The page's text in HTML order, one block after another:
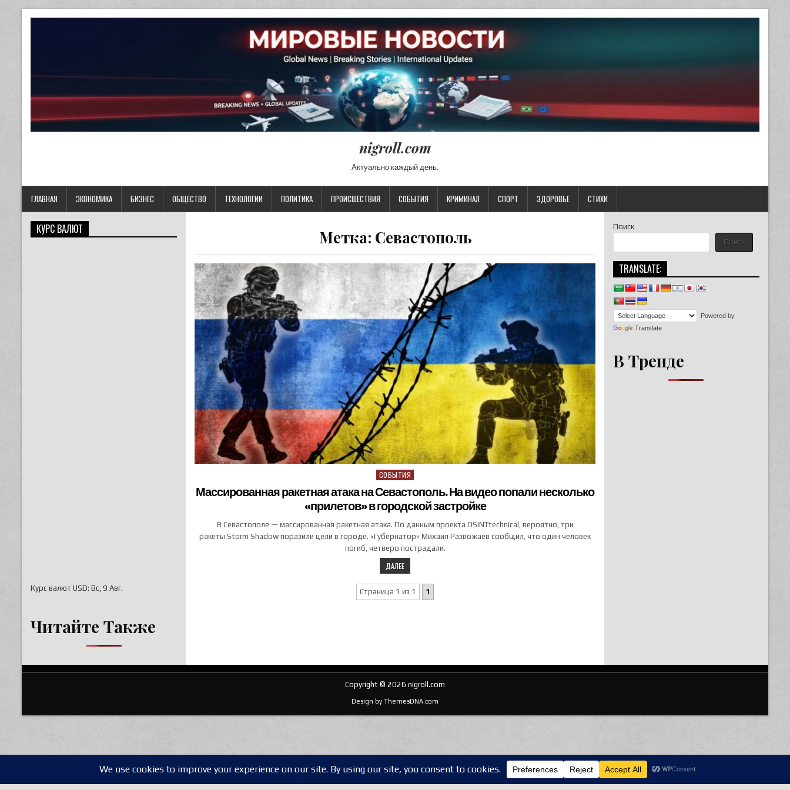
nigroll.com
Актуально каждый день.
ГЛАВНАЯ ЭКОНОМИКА БИЗНЕС ОБЩЕСТВО ТЕХНОЛОГИИ ПОЛИТИКА ПРОИСШЕСТВИЯ СОБЫТИЯ КРИМИНАЛ СПОРТ ЗДОРОВЬЕ СТИХИ
Метка: Севастополь
Posted in
СОБЫТИЯ
Массированная ракетная атака на Севастополь. На видео попали несколько
«прилетов» в городской застройке
В Севастополе — массированная ракетная атака. По данным проекта OSINTtechnical, вероятно, три
ракеты Storm Shadow поразили цели в городе. «Губернатор» Михаил Развожаев сообщил, что один человек
погиб, четверо пострадали.
ДАЛЕЕ
Страница 1 из 1 1
Поиск
Поиск
TRANSLATE:
Powered by
Translate
В Тренде
КУРС ВАЛЮТ
Курс валют USD: Вс, 9 Авг.
Читайте Также
Copyright © 2026 nigroll.com
Design by ThemesDNA.com
Privacy & Cookies Policy